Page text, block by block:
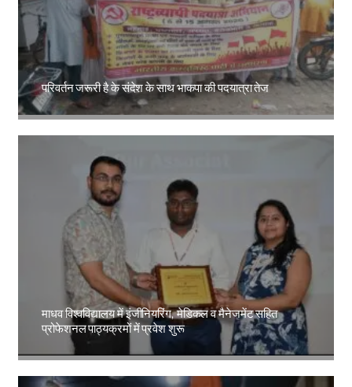
परिवर्तन जरूरी है के संदेश के साथ भाकपा की पदयात्रा तेज
Amit Lekh
माधव विश्वविद्यालय में इंजीनियरिंग, मेडिकल व मैनेजमेंट सहित
प्रोफेशनल पाठ्यक्रमों में प्रवेश शुरू
Amit Lekh